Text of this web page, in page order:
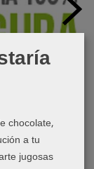
chocolate,
a tu
jugosas